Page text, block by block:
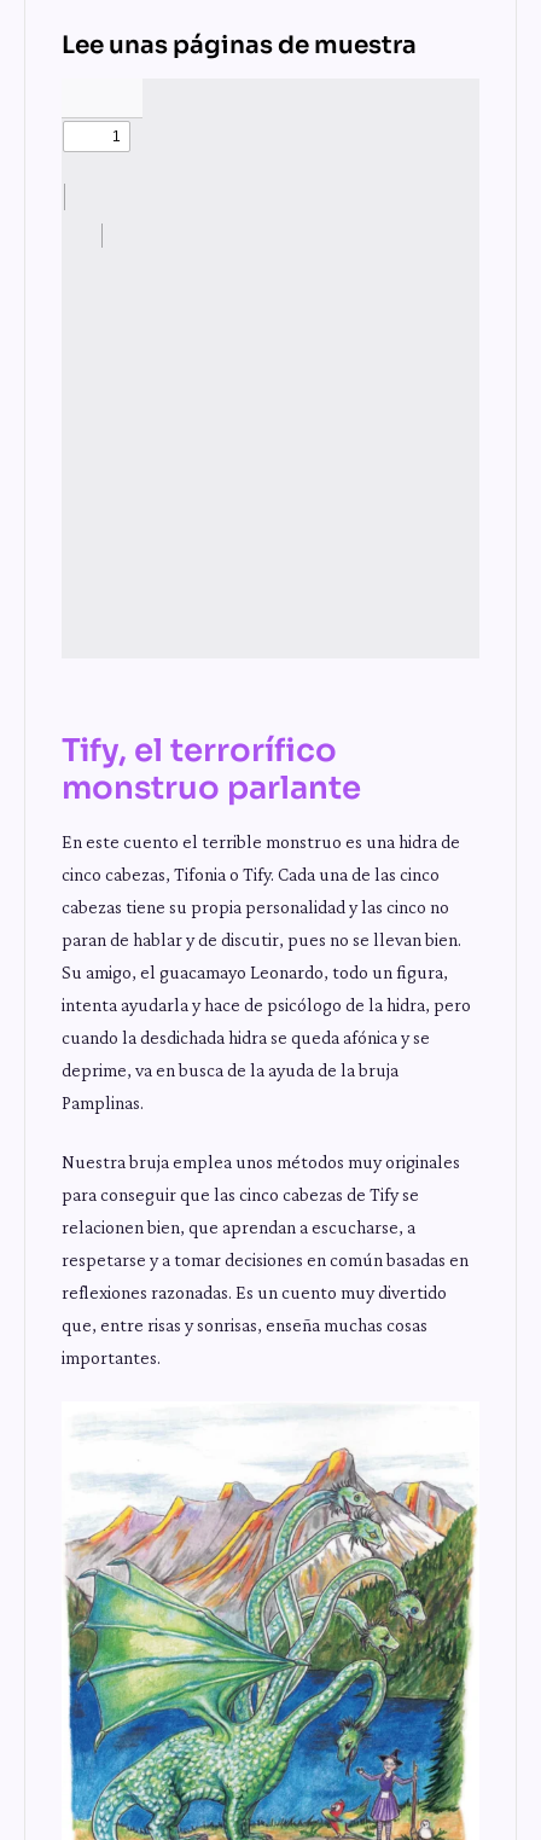
Lee unas páginas de muestra
Tify, el terrorífico
monstruo parlante
En este cuento el terrible monstruo es una hidra de
cinco cabezas, Tifonia o Tify. Cada una de las cinco
cabezas tiene su propia personalidad y las cinco no
paran de hablar y de discutir, pues no se llevan bien.
Su amigo, el guacamayo Leonardo, todo un figura,
intenta ayudarla y hace de psicólogo de la hidra, pero
cuando la desdichada hidra se queda afónica y se
deprime, va en busca de la ayuda de la bruja
Pamplinas.
Nuestra bruja emplea unos métodos muy originales
para conseguir que las cinco cabezas de Tify se
relacionen bien, que aprendan a escucharse, a
respetarse y a tomar decisiones en común basadas en
reflexiones razonadas. Es un cuento muy divertido
que, entre risas y sonrisas, enseña muchas cosas
importantes.